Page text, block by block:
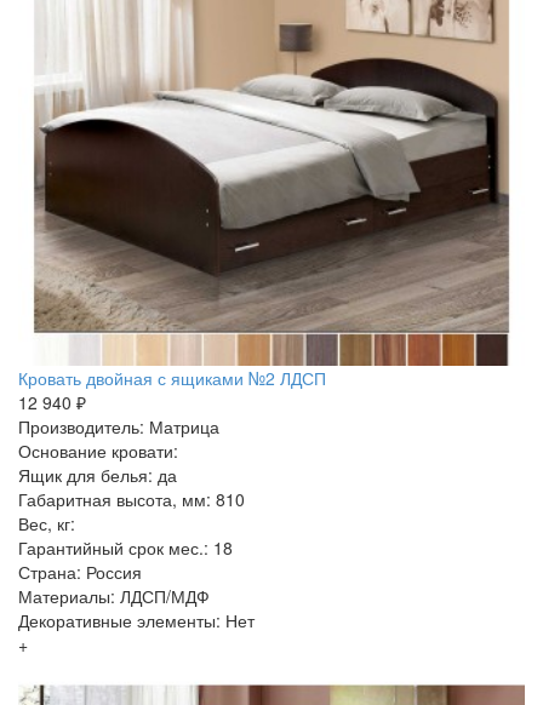
Кровать двойная с ящиками №2 ЛДСП
12 940 ₽
Производитель: Матрица
Основание кровати:
Ящик для белья: да
Габаритная высота, мм: 810
Вес, кг:
Гарантийный срок мес.: 18
Страна: Россия
Материалы: ЛДСП/МДФ
Декоративные элементы: Нет
+